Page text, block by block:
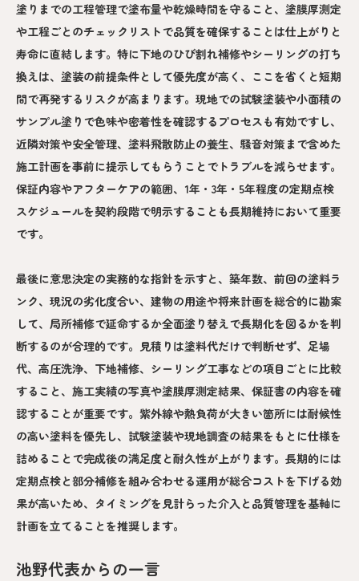
塗りまでの工程管理で塗布量や乾燥時間を守ること、塗膜厚測定
や工程ごとのチェックリストで品質を確保することは仕上がりと
寿命に直結します。特に下地のひび割れ補修やシーリングの打ち
換えは、塗装の前提条件として優先度が高く、ここを省くと短期
間で再発するリスクが高まります。現地での試験塗装や小面積の
サンプル塗りで色味や密着性を確認するプロセスも有効ですし、
近隣対策や安全管理、塗料飛散防止の養生、騒音対策まで含めた
施工計画を事前に提示してもらうことでトラブルを減らせます。
保証内容やアフターケアの範囲、1年・3年・5年程度の定期点検
スケジュールを契約段階で明示することも長期維持において重要
です。
最後に意思決定の実務的な指針を示すと、築年数、前回の塗料ラ
ンク、現況の劣化度合い、建物の用途や将来計画を総合的に勘案
して、局所補修で延命するか全面塗り替えで長期化を図るかを判
断するのが合理的です。見積りは塗料代だけで判断せず、足場
代、高圧洗浄、下地補修、シーリング工事などの項目ごとに比較
すること、施工実績の写真や塗膜厚測定結果、保証書の内容を確
認することが重要です。紫外線や熱負荷が大きい箇所には耐候性
の高い塗料を優先し、試験塗装や現地調査の結果をもとに仕様を
詰めることで完成後の満足度と耐久性が上がります。長期的には
定期点検と部分補修を組み合わせる運用が総合コストを下げる効
果が高いため、タイミングを見計らった介入と品質管理を基軸に
計画を立てることを推奨します。
池野代表からの一言